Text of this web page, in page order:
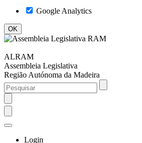
Google Analytics
ALRAM
Assembleia Legislativa
Região Autónoma da Madeira
Login